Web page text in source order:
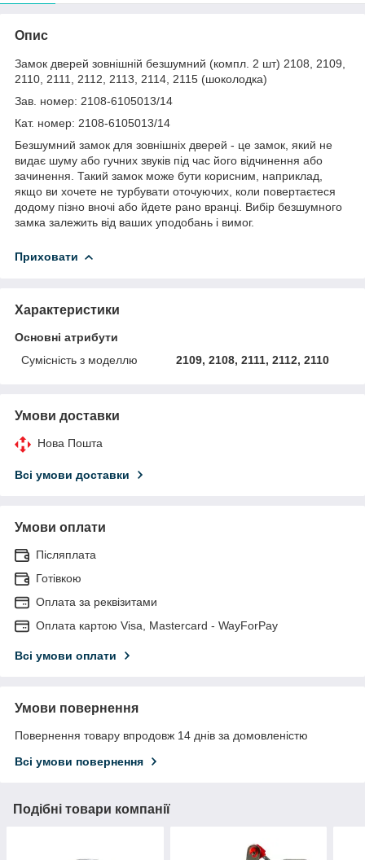
Опис
Замок дверей зовнішній безшумний (компл. 2 шт) 2108, 2109,
2110, 2111, 2112, 2113, 2114, 2115 (шоколодка)
Зав. номер: 2108-6105013/14
Кат. номер: 2108-6105013/14
Безшумний замок для зовнішніх дверей - це замок, який не
видає шуму або гучних звуків під час його відчинення або
зачинення. Такий замок може бути корисним, наприклад,
якщо ви хочете не турбувати оточуючих, коли повертаєтеся
додому пізно вночі або йдете рано вранці. Вибір безшумного
замка залежить від ваших уподобань і вимог.
Приховати
Характеристики
Основні атрибути
Сумісність з моделлю
2109, 2108, 2111, 2112, 2110
Умови доставки
Нова Пошта
Всі умови доставки
Умови оплати
Післяплата
Готівкою
Оплата за реквізитами
Оплата картою Visa, Mastercard - WayForPay
Всі умови оплати
Умови повернення
Повернення товару впродовж 14 днів за домовленістю
Всі умови повернення
Подібні товари компанії